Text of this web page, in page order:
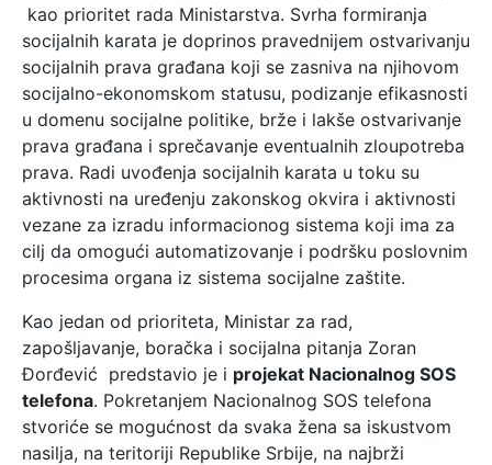
kao prioritet rada Ministarstva. Svrha formiranja
socijalnih karata je doprinos pravednijem ostvarivanju
socijalnih prava građana koji se zasniva na njihovom
socijalno-ekonomskom statusu, podizanje efikasnosti
u domenu socijalne politike, brže i lakše ostvarivanje
prava građana i sprečavanje eventualnih zloupotreba
prava. Radi uvođenja socijalnih karata u toku su
aktivnosti na uređenju zakonskog okvira i aktivnosti
vezane za izradu informacionog sistema koji ima za
cilj da omogući automatizovanje i podršku poslovnim
procesima organa iz sistema socijalne zaštite.
Kao jedan od prioriteta, Ministar za rad,
zapošljavanje, boračka i socijalna pitanja Zoran
Đorđević predstavio je i projekat Nacionalnog SOS
telefona. Pokretanjem Nacionalnog SOS telefona
stvoriće se mogućnost da svaka žena sa iskustvom
nasilja, na teritoriji Republike Srbije, na najbrži